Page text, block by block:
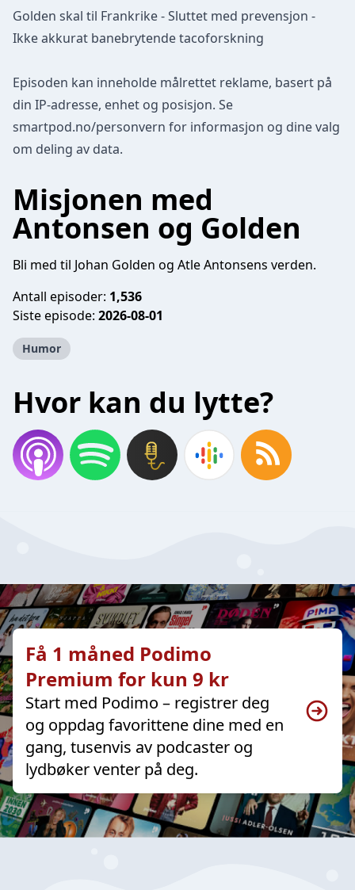
Golden skal til Frankrike - Sluttet med prevensjon -
Ikke akkurat banebrytende tacoforskning
Episoden kan inneholde målrettet reklame, basert på
din IP-adresse, enhet og posisjon. Se
smartpod.no/personvern for informasjon og dine valg
om deling av data.
Misjonen med
Antonsen og Golden
Bli med til Johan Golden og Atle Antonsens verden.
Antall episoder: 1,536
Siste episode: 2026-08-01
Humor
Hvor kan du lytte?
Få 1 måned Podimo
Premium for kun 9 kr
Start med Podimo – registrer deg
og oppdag favorittene dine med en
gang, tusenvis av podcaster og
lydbøker venter på deg.